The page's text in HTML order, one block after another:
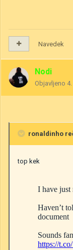
Navedek
Nodi
Objavljeno
ronaldinho
top kek